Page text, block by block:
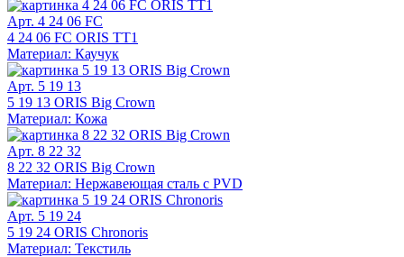
Арт. 4 24 06 FC
4 24 06 FC ORIS TT1
Материал: Каучук
Арт. 5 19 13
5 19 13 ORIS Big Crown
Материал: Кожа
Арт. 8 22 32
8 22 32 ORIS Big Crown
Материал: Нержавеющая сталь с PVD
Арт. 5 19 24
5 19 24 ORIS Chronoris
Материал: Текстиль